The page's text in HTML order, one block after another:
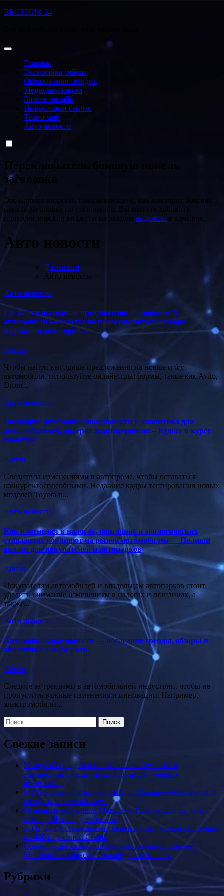
Перейти
ВЕСТНИК 24
Главная
Экономика сейчас
Образование сегодня
Медицина рядом
Бизнес онлайн
Инвестиции сейчас
Техно мир
Авто новости
Переключатель боковую панель
заголовка
Это пример виджета, показывающего, как выглядит боковая
панель заголовка по умолчанию. Вы можете добавить
пользовательские виджеты из раздела виджеты в админке.
Авто новости
Домашняя
Авто новости
Авто новости
Где найти выгодные предложения на новые и бу
автомобили — советы по проверке авто и выбору
надежного автосервиса
Admin
Чтобы найти выгодные предложения на новые и б/у
автомобили, используйте онлайн-платформы, такие как Avito,
Drom...
Авто новости
Последние автомобильные новости и аналитика для
автолюбителей, дилеров и автосервисов – Будьте в курсе
событий!
Admin
Следите за изменениями в автопроме, чтобы оставаться
конкурентоспособными. Недавние кадры тестирования новых
моделей Toyota и...
Авто новости
Как изменения в налогах, пошлинах и экологических
стандартах повлияют на рынок автомобилей — Полный
анализ для покупателей и автопарков
Admin
Покупателям автомобилей и владельцам автопарков стоит
уделить внимание изменениям в налогах и пошлинах, а
также...
Авто новости
Автомобильные новости — последние тренды, обзоры и
аналитика в мире авто
Admin
Следите за трендами в автомобильной индустрии, чтобы не
пропустить важные изменения и инновации. Например,
электромобили...
Найти:
Свежие записи
Минус 43 градуса и почти полная темнота: в
Антарктиде спасли тяжелобольного ученого-
американца
МИД России: Позиция США по Украине «не стыкуется
со стремлением к миру»
Огненные выходные: Одесские ТЭЦ вышли из чата,
немецкий завод уничтожен
Во Владивостоке презентовали проект жилой застройки
на 400 га у сопки Синяя
Сорок тысяч километров ответственности: почему
Московской области сложнее, чем столице
Рубрики